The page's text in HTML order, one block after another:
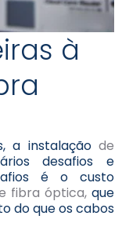
à
a instalação de
desafios e
é o custo
fibra óptica,que
do que os cabos